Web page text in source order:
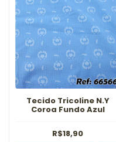
Tecido Tricoline N.Y
Coroa Fundo Azul
R$18,90